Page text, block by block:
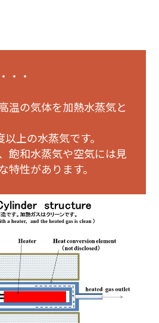
・・
温の気体を加熱水蒸気と
上の水蒸気です。
飽和水蒸気や空気には見
特性があります。